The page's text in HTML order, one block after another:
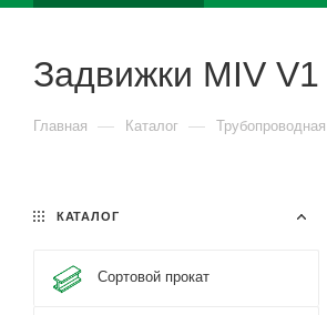
Задвижки MIV V1
Главная — Каталог —
КАТАЛОГ
Сортовой прокат